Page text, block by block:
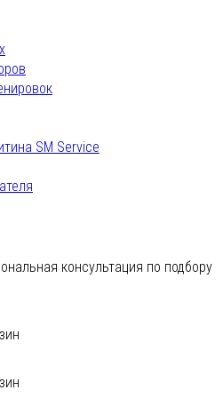
SM Service
консультация по подбору